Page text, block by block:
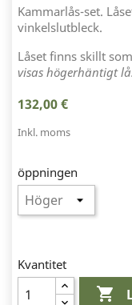
Kammarlås-set.
vinkelslutbleck.
Låset finns skillt
visas högerhäntigt
132,00 €
Inkl. moms
öppningen
Kvantitet
